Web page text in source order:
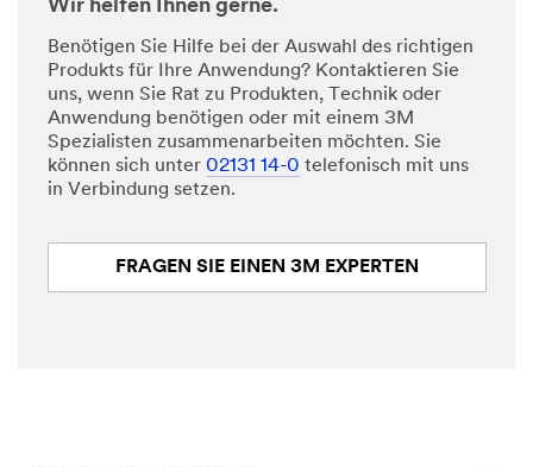
Wir helfen Ihnen gerne.
Benötigen Sie Hilfe bei der Auswahl des richtigen
Produkts für Ihre Anwendung? Kontaktieren Sie
uns, wenn Sie Rat zu Produkten, Technik oder
Anwendung benötigen oder mit einem 3M
Spezialisten zusammenarbeiten möchten. Sie
können sich unter 02131 14-0 telefonisch mit uns
in Verbindung setzen.
FRAGEN SIE EINEN 3M EXPERTEN